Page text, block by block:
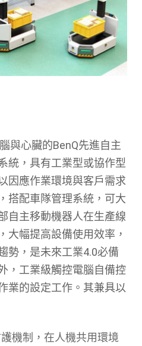
與心臟的BenQ先進自主
統，具有工業型或協作型
因應作業環境與客戶需求
搭配車隊管理系統，可大
自主移動機器人在生產線
大幅提高設備使用效率，
勢，是未來工業4.0必備
，工業級觸控電腦自備控
業的設定工作。其兼具以
機制，在人機共用環境